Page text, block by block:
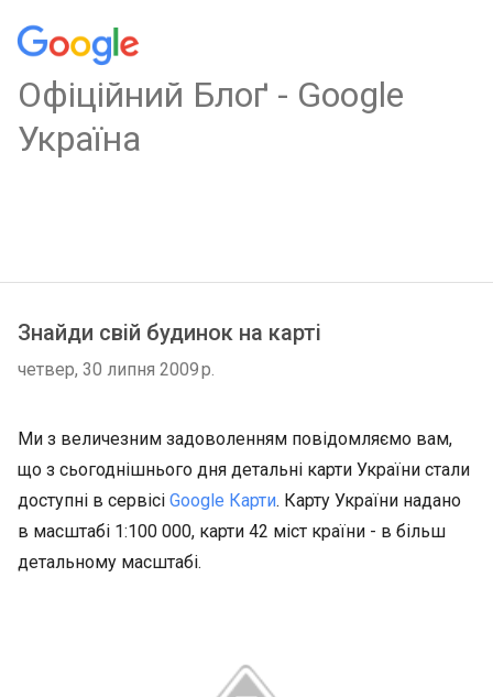
Oфіційний Блоґ - Google
Україна
Знайди свій будинок на карті
четвер, 30 липня 2009 р.
Ми з величезним задоволенням повідомляємо вам,
що з сьогоднішнього дня детальні карти України стали
доступні в сервісі Google Карти. Карту України надано
в масштабі 1:100 000, карти 42 міст країни - в більш
детальному масштабі.